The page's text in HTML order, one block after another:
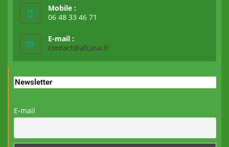
Mobile :
06 48 33 46 71
E-mail :
contact@afcasa.fr
Newsletter
E-mail